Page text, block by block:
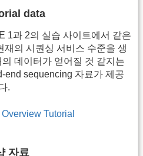
data
1과 2의 실습 사이트에서 같은
의 시퀀싱 서비스 수준을 생
데이터가 얻어질 것 같지는
end sequencing 자료가 제공
.
Tutorial
자료